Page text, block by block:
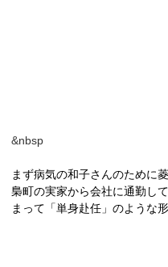
&nbsp
まず病気の和子さんのために
梟町の実家から会社に通勤し
まって「単身赴任」のような形